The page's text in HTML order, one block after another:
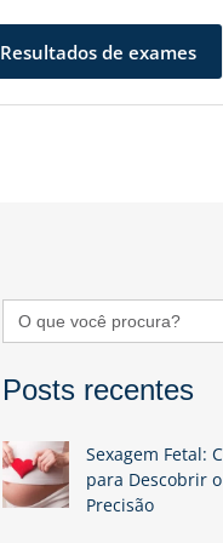
Resultados de exames
Search
for:
Posts recentes
Sexagem Fetal:
para Descobrir
Precisão